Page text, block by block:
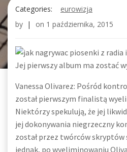
Categories:
eurowizja
by | on 1 października, 2015
Jej pierwszy album ma zostać
Vanessa Olivarez: Pośród
został pierwszym finalistą
Niektórzy spekulują, że jej
jej dokonywania niegrzeczny
został przez twórców skryptów
jednak, po wyeliminowaniu